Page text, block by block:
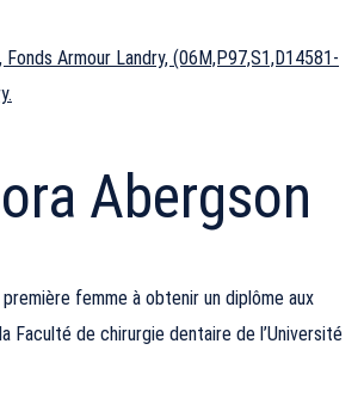
Fonds Armour Landry, (06M,P97,S1,D14581-
Abergson
femme à obtenir un diplôme aux
Faculté de chirurgie dentaire de l’Université